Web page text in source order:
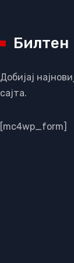
Билтен
Добијај
сајта.
[mc4wp_form]